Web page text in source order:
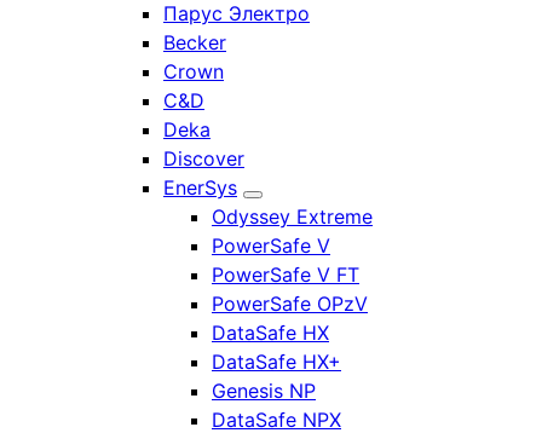
Парус Электро
Becker
Crown
C&D
Deka
Discover
EnerSys
Odyssey Extreme
PowerSafe V
PowerSafe V FT
PowerSafe OPzV
DataSafe HX
DataSafe HX+
Genesis NP
DataSafe NPX